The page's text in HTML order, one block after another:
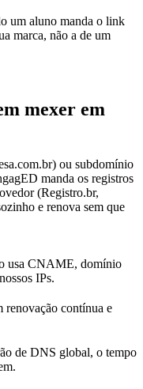
um aluno manda o link
marca, não a de um
mexer em
ou subdomínio
manda os registros
(Registro.br,
e renova sem que
usa CNAME, domínio
IPs.
renovação contínua e
de DNS global, o tempo